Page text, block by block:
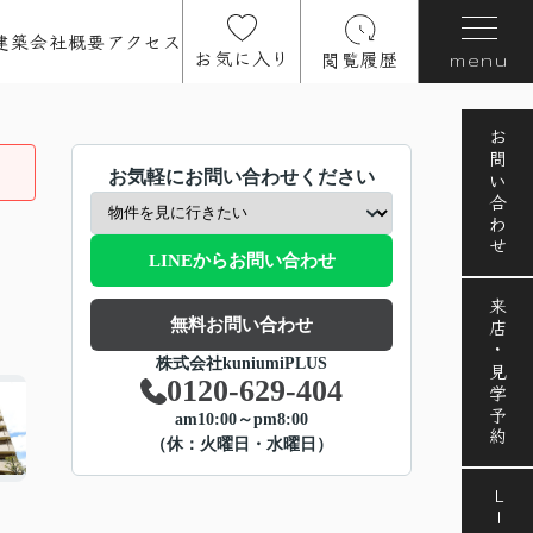
築会社概要アクセス
お気に入り 閲覧履歴 menu
お問い合わせ
来店・見学予約
お気軽にお問い合わせください
LINEからお問い合わせ
無料お問い合わせ
株式会社kuniumiPLUS
0120-629-404
am10:00～pm8:00
（休：火曜日・水曜日）